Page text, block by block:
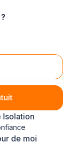
de moi
Isolation